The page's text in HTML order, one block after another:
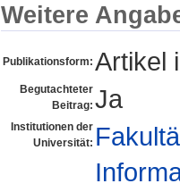
Weitere
Publikationsform: Artikel
Begutachteter
Beitrag: Ja
Institutionen der
Universität: